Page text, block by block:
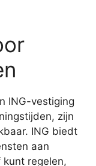
ING-vestiging
zijn
ING biedt
aan
regelen,